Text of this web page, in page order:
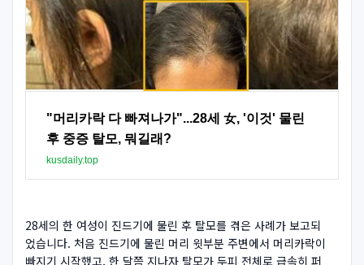
"머리카락 다 빠져나가"...28세 女, '이것' 물린
후 중증 탈모, 뭐길래?
kusdaily.top
28세의 한 여성이 진드기에 물린 후 탈모를 겪은 사례가 보고되
었습니다. 처음 진드기에 물린 머리 윗부분 주변에서 머리카락이
빠지기 시작했고, 한 달쯤 지나자 탈모가 두피 전체로 급속히 퍼